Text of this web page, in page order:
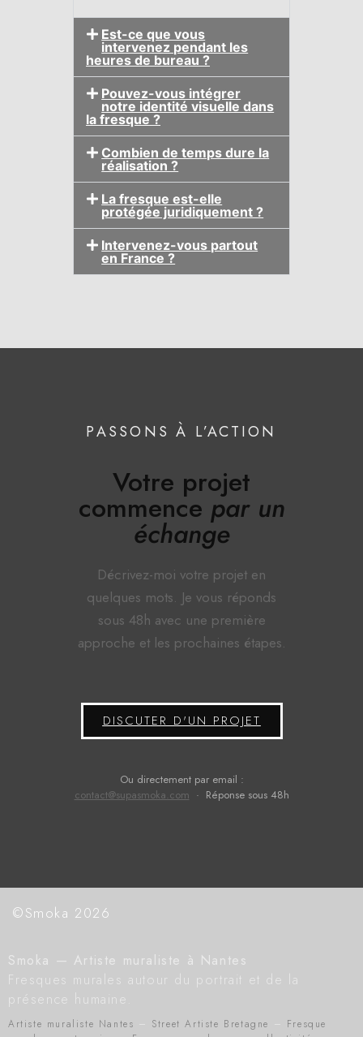
Est-ce que vous
intervenez pendant les
heures de bureau ?
Pouvez-vous intégrer
notre identité visuelle dans
la fresque ?
Combien de temps dure la
réalisation ?
La fresque est-elle
protégée juridiquement ?
Intervenez-vous partout
en France ?
PASSONS À L’ACTION
Votre projet
commence par un
échange
Décrivez-moi votre projet en
quelques mots. Je vous réponds
sous 48h avec une première
approche et les prochaines étapes.
DISCUTER D'UN PROJET
Ou directement par email :
contact@supasmoka.com · Réponse sous 48h
©Smoka 2026
Smoka — Artiste muraliste à Nantes
Fresques murales autour du portrait et de la
présence humaine.
Artiste muraliste Nantes Street Artiste Bretagne
Fresque